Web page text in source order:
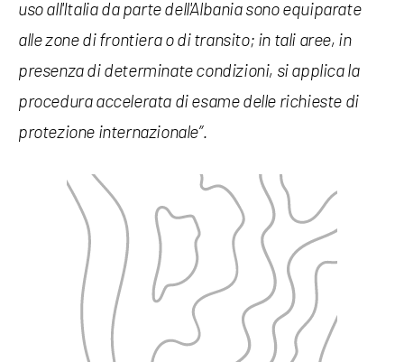
uso all'Italia da parte dell'Albania sono equiparate
alle zone di frontiera o di transito; in tali aree, in
presenza di determinate condizioni, si applica la
procedura accelerata di esame delle richieste di
protezione internazionale”.